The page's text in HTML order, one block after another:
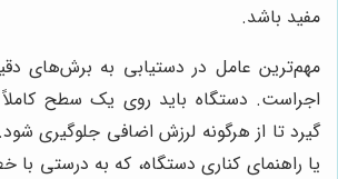
مفید باشد.
مهم‌ترین عامل در دستیابی به برش‌های
اجراست. دستگاه باید روی یک سطح
گیرد تا از هرگونه لرزش اضافی جلوگیری
یا راهنمای کناری دستگاه، که به درستی